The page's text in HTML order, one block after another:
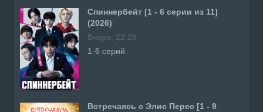
Спиннербейт [1 - 6 серии из 11]
(2026)
Вчера, 22:28
1-6 серий
Встречаясь с Элис Перес [1 - 9